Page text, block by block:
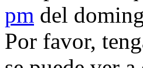
pm del
Por favor,